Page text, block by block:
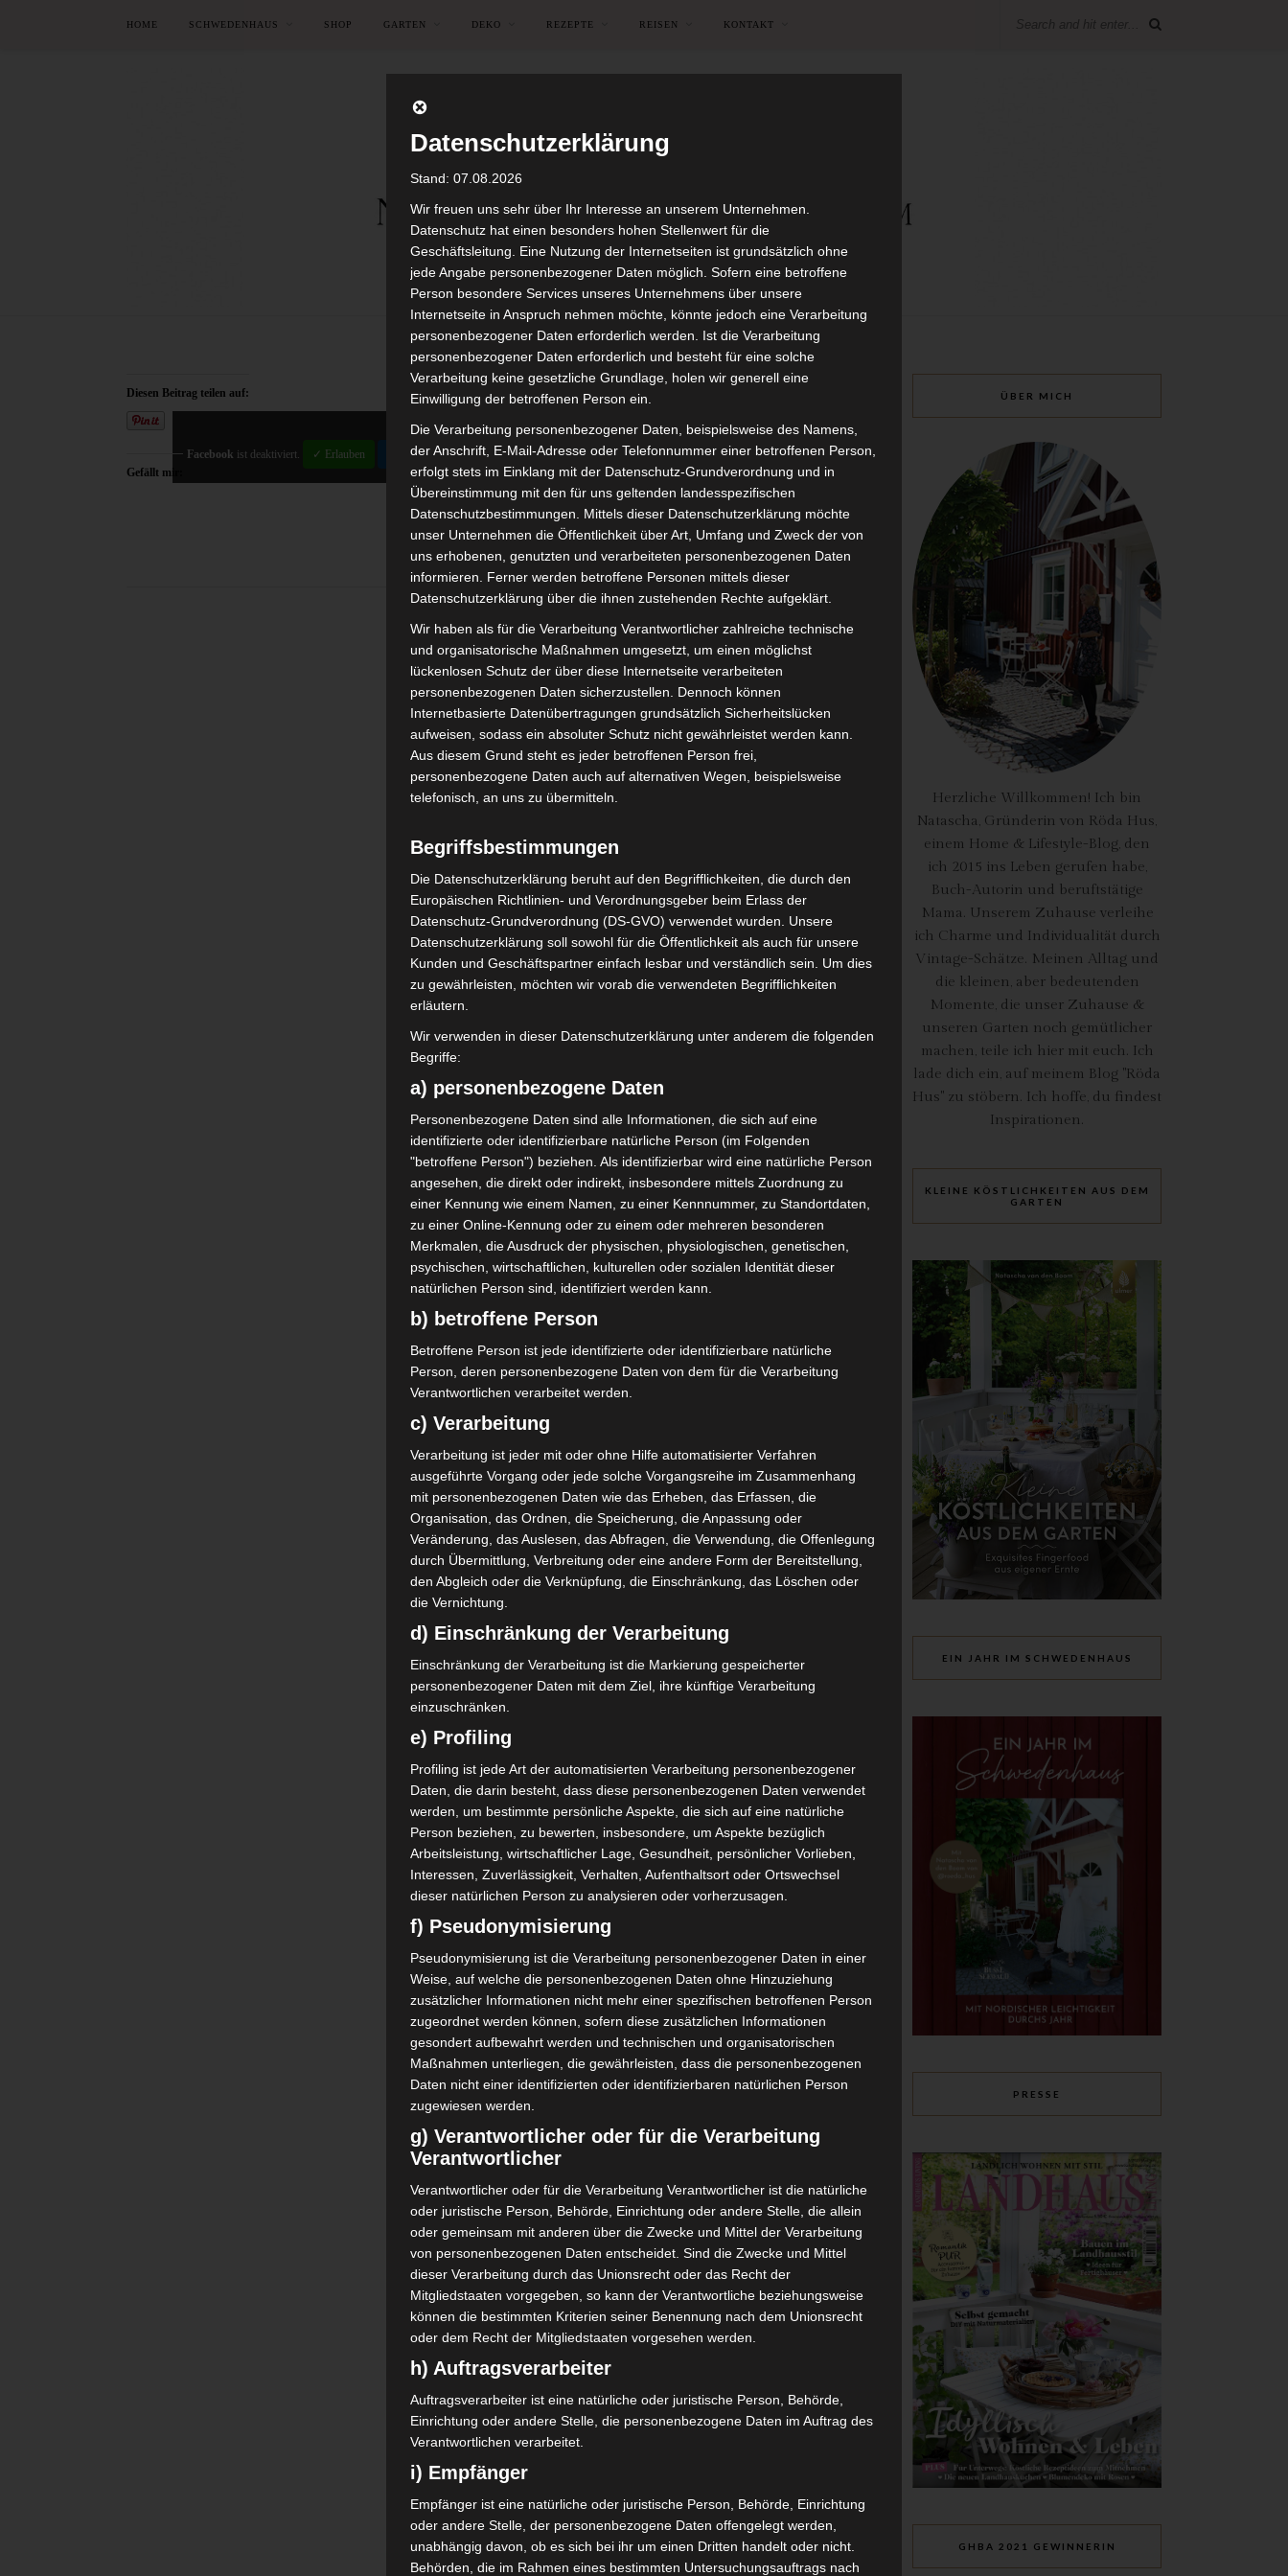
HOME SCHWEDENHAUS SHOP GARTEN DEKO REZEPTE REISEN KONTAKT
Diesen Beitrag teilen auf:
Facebook ist deaktiviert. ✓ Erlauben Datenschutzbedingungen
Gefällt mir:
ÜBER MICH
Herzliche Willkommen! Ich bin
Natascha, Gründerin von Röda Hus,
einem Home & Lifestyle-Blog, den
ich 2015 ins Leben gerufen habe,
Buch-Autorin und beruftstätige
Mama. Unserem Zuhause verleihe
ich Charme und Individualität durch
Vintage-Schätze. Meinen Alltag und
die kleinen, aber bedeutenden
Momente, die unser Zuhause &
unseren Garten noch gemütlicher
machen, teile ich hier mit euch. Ich
lade dich ein, auf meinem Blog "Röda
Hus" zu stöbern. Ich hoffe, du findest
Inspirationen.
KLEINE KÖSTLICHKEITEN AUS DEM
GARTEN
EIN JAHR IM SCHWEDENHAUS
PRESSE
GHBA 2021 GEWINNERIN
Datenschutzerklärung
Stand: 07.08.2026
Wir freuen uns sehr über Ihr Interesse an unserem Unternehmen.
Datenschutz hat einen besonders hohen Stellenwert für die
Geschäftsleitung. Eine Nutzung der Internetseiten ist grundsätzlich ohne
jede Angabe personenbezogener Daten möglich. Sofern eine betroffene
Person besondere Services unseres Unternehmens über unsere
Internetseite in Anspruch nehmen möchte, könnte jedoch eine Verarbeitung
personenbezogener Daten erforderlich werden. Ist die Verarbeitung
personenbezogener Daten erforderlich und besteht für eine solche
Verarbeitung keine gesetzliche Grundlage, holen wir generell eine
Einwilligung der betroffenen Person ein.
Die Verarbeitung personenbezogener Daten, beispielsweise des Namens,
der Anschrift, E-Mail-Adresse oder Telefonnummer einer betroffenen Person,
erfolgt stets im Einklang mit der Datenschutz-Grundverordnung und in
Übereinstimmung mit den für uns geltenden landesspezifischen
Datenschutzbestimmungen. Mittels dieser Datenschutzerklärung möchte
unser Unternehmen die Öffentlichkeit über Art, Umfang und Zweck der von
uns erhobenen, genutzten und verarbeiteten personenbezogenen Daten
informieren. Ferner werden betroffene Personen mittels dieser
Datenschutzerklärung über die ihnen zustehenden Rechte aufgeklärt.
Wir haben als für die Verarbeitung Verantwortlicher zahlreiche technische
und organisatorische Maßnahmen umgesetzt, um einen möglichst
lückenlosen Schutz der über diese Internetseite verarbeiteten
personenbezogenen Daten sicherzustellen. Dennoch können
Internetbasierte Datenübertragungen grundsätzlich Sicherheitslücken
aufweisen, sodass ein absoluter Schutz nicht gewährleistet werden kann.
Aus diesem Grund steht es jeder betroffenen Person frei,
personenbezogene Daten auch auf alternativen Wegen, beispielsweise
telefonisch, an uns zu übermitteln.
Begriffsbestimmungen
Die Datenschutzerklärung beruht auf den Begrifflichkeiten, die durch den
Europäischen Richtlinien- und Verordnungsgeber beim Erlass der
Datenschutz-Grundverordnung (DS-GVO) verwendet wurden. Unsere
Datenschutzerklärung soll sowohl für die Öffentlichkeit als auch für unsere
Kunden und Geschäftspartner einfach lesbar und verständlich sein. Um dies
zu gewährleisten, möchten wir vorab die verwendeten Begrifflichkeiten
erläutern.
Wir verwenden in dieser Datenschutzerklärung unter anderem die folgenden
Begriffe:
a) personenbezogene Daten
Personenbezogene Daten sind alle Informationen, die sich auf eine
identifizierte oder identifizierbare natürliche Person (im Folgenden
"betroffene Person") beziehen. Als identifizierbar wird eine natürliche Person
angesehen, die direkt oder indirekt, insbesondere mittels Zuordnung zu
einer Kennung wie einem Namen, zu einer Kennnummer, zu Standortdaten,
zu einer Online-Kennung oder zu einem oder mehreren besonderen
Merkmalen, die Ausdruck der physischen, physiologischen, genetischen,
psychischen, wirtschaftlichen, kulturellen oder sozialen Identität dieser
natürlichen Person sind, identifiziert werden kann.
b) betroffene Person
Betroffene Person ist jede identifizierte oder identifizierbare natürliche
Person, deren personenbezogene Daten von dem für die Verarbeitung
Verantwortlichen verarbeitet werden.
c) Verarbeitung
Verarbeitung ist jeder mit oder ohne Hilfe automatisierter Verfahren
ausgeführte Vorgang oder jede solche Vorgangsreihe im Zusammenhang
mit personenbezogenen Daten wie das Erheben, das Erfassen, die
Organisation, das Ordnen, die Speicherung, die Anpassung oder
Veränderung, das Auslesen, das Abfragen, die Verwendung, die Offenlegung
durch Übermittlung, Verbreitung oder eine andere Form der Bereitstellung,
den Abgleich oder die Verknüpfung, die Einschränkung, das Löschen oder
die Vernichtung.
d) Einschränkung der Verarbeitung
Einschränkung der Verarbeitung ist die Markierung gespeicherter
personenbezogener Daten mit dem Ziel, ihre künftige Verarbeitung
einzuschränken.
e) Profiling
Profiling ist jede Art der automatisierten Verarbeitung personenbezogener
Daten, die darin besteht, dass diese personenbezogenen Daten verwendet
werden, um bestimmte persönliche Aspekte, die sich auf eine natürliche
Person beziehen, zu bewerten, insbesondere, um Aspekte bezüglich
Arbeitsleistung, wirtschaftlicher Lage, Gesundheit, persönlicher Vorlieben,
Interessen, Zuverlässigkeit, Verhalten, Aufenthaltsort oder Ortswechsel
dieser natürlichen Person zu analysieren oder vorherzusagen.
f) Pseudonymisierung
Pseudonymisierung ist die Verarbeitung personenbezogener Daten in einer
Weise, auf welche die personenbezogenen Daten ohne Hinzuziehung
zusätzlicher Informationen nicht mehr einer spezifischen betroffenen Person
zugeordnet werden können, sofern diese zusätzlichen Informationen
gesondert aufbewahrt werden und technischen und organisatorischen
Maßnahmen unterliegen, die gewährleisten, dass die personenbezogenen
Daten nicht einer identifizierten oder identifizierbaren natürlichen Person
zugewiesen werden.
g) Verantwortlicher oder für die Verarbeitung
Verantwortlicher
Verantwortlicher oder für die Verarbeitung Verantwortlicher ist die natürliche
oder juristische Person, Behörde, Einrichtung oder andere Stelle, die allein
oder gemeinsam mit anderen über die Zwecke und Mittel der Verarbeitung
von personenbezogenen Daten entscheidet. Sind die Zwecke und Mittel
dieser Verarbeitung durch das Unionsrecht oder das Recht der
Mitgliedstaaten vorgegeben, so kann der Verantwortliche beziehungsweise
können die bestimmten Kriterien seiner Benennung nach dem Unionsrecht
oder dem Recht der Mitgliedstaaten vorgesehen werden.
h) Auftragsverarbeiter
Auftragsverarbeiter ist eine natürliche oder juristische Person, Behörde,
Einrichtung oder andere Stelle, die personenbezogene Daten im Auftrag des
Verantwortlichen verarbeitet.
i) Empfänger
Empfänger ist eine natürliche oder juristische Person, Behörde, Einrichtung
oder andere Stelle, der personenbezogene Daten offengelegt werden,
unabhängig davon, ob es sich bei ihr um einen Dritten handelt oder nicht.
Behörden, die im Rahmen eines bestimmten Untersuchungsauftrags nach